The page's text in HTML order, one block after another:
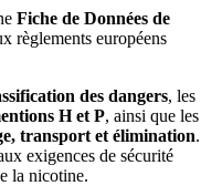
Fiche de Données de
règlements européens
des dangers, les
H et P, ainsi que les
transport et élimination.
exigences de sécurité
la nicotine.